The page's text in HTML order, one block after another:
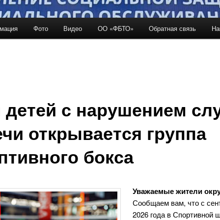
Фото Видео ОО «ФБТО» Обратная связь
с нарушением
открывается группа
бокса
Уважаемые жители
Сообщаем вам, что с
2026 года в Спортивной